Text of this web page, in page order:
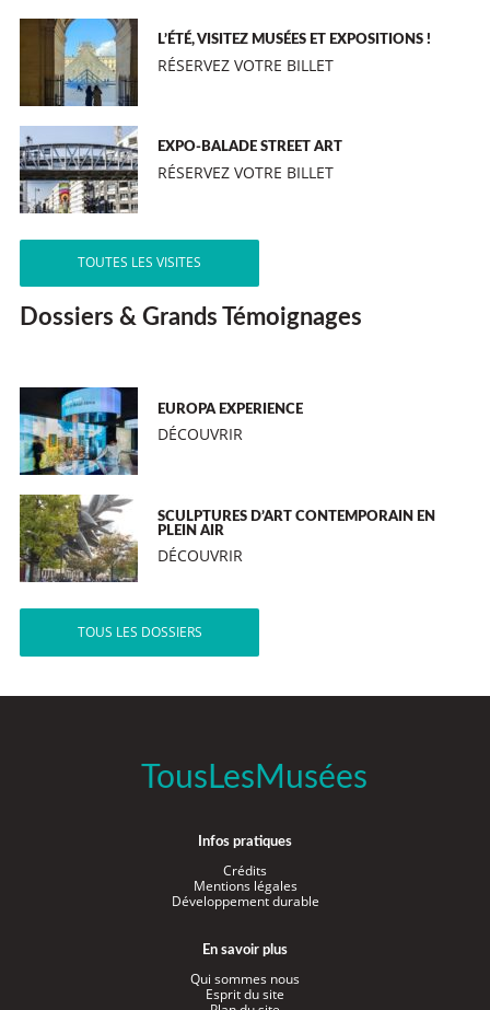
L’ÉTÉ, VISITEZ MUSÉES ET EXPOSITIONS !
RÉSERVEZ VOTRE BILLET
EXPO-BALADE STREET ART
RÉSERVEZ VOTRE BILLET
TOUTES LES VISITES
Dossiers & Grands Témoignages
EUROPA EXPERIENCE
DÉCOUVRIR
SCULPTURES D’ART CONTEMPORAIN EN
PLEIN AIR
DÉCOUVRIR
TOUS LES DOSSIERS
TousLesMusées
Infos pratiques
Crédits
Mentions légales
Développement durable
En savoir plus
Qui sommes nous
Esprit du site